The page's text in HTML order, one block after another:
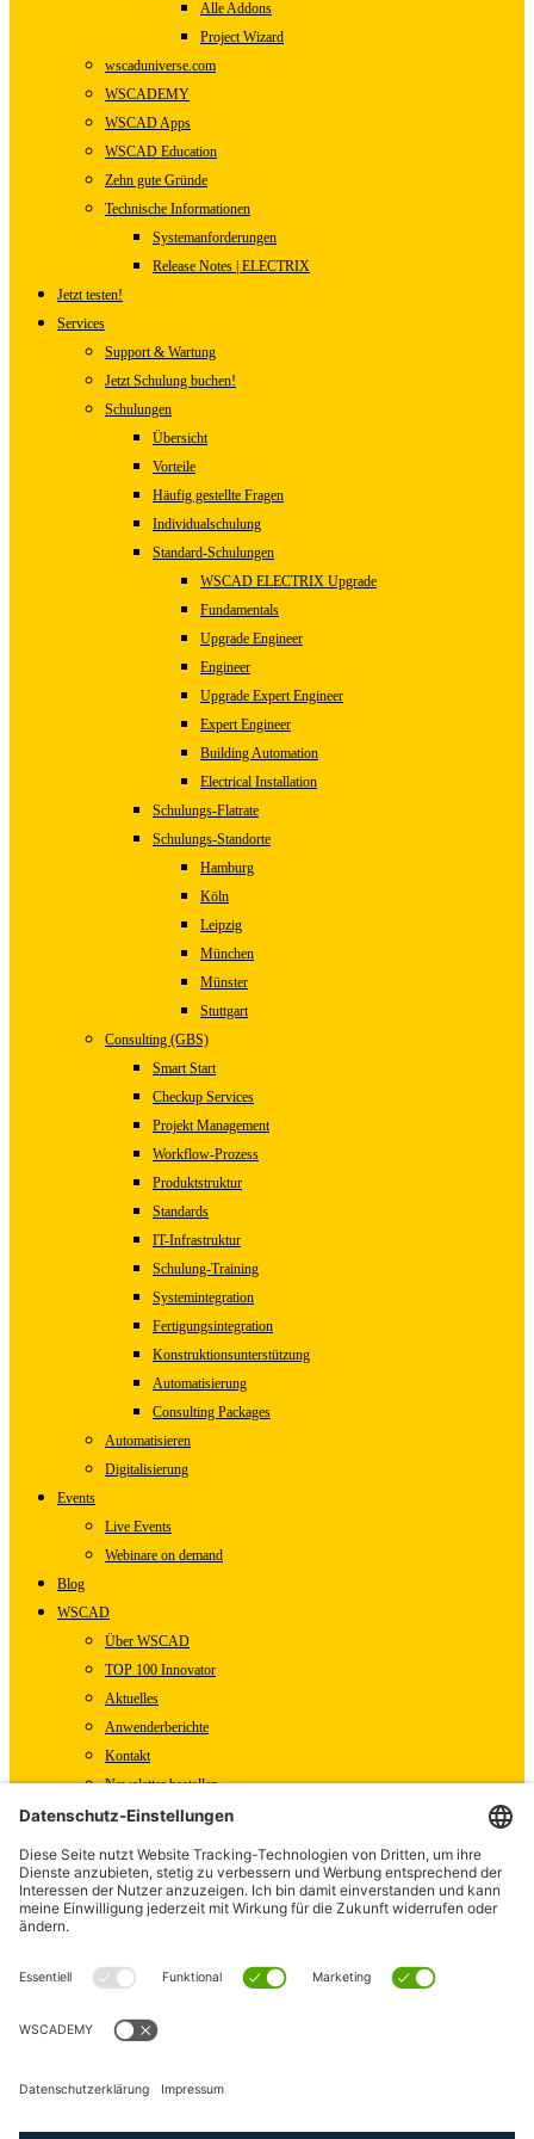
Alle Addons
Project Wizard
wscaduniverse.com
WSCADEMY
WSCAD Apps
WSCAD Education
Zehn gute Gründe
Technische Informationen
Systemanforderungen
Release Notes | ELECTRIX
Jetzt testen!
Services
Support & Wartung
Jetzt Schulung buchen!
Schulungen
Übersicht
Vorteile
Häufig gestellte Fragen
Individualschulung
Standard-Schulungen
WSCAD ELECTRIX Upgrade
Fundamentals
Upgrade Engineer
Engineer
Upgrade Expert Engineer
Expert Engineer
Building Automation
Electrical Installation
Schulungs-Flatrate
Schulungs-Standorte
Hamburg
Köln
Leipzig
München
Münster
Stuttgart
Consulting (GBS)
Smart Start
Checkup Services
Projekt Management
Workflow-Prozess
Produktstruktur
Standards
IT-Infrastruktur
Schulung-Training
Systemintegration
Fertigungsintegration
Konstruktionsunterstützung
Automatisierung
Consulting Packages
Automatisieren
Digitalisierung
Events
Live Events
Webinare on demand
Blog
WSCAD
Über WSCAD
TOP 100 Innovator
Aktuelles
Anwenderberichte
Kontakt
Newsletter bestellen
WSCAD Shop
Partner
Downloads
Pressemitteilungen
WSCAD als Arbeitgeber